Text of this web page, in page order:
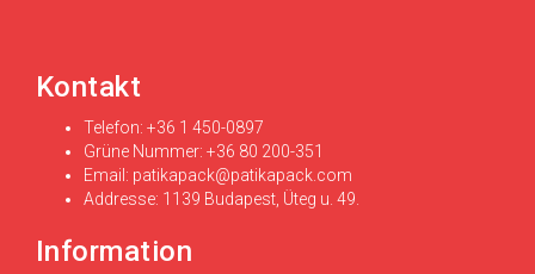
Kontakt
Telefon: +36 1 450-0897
Grüne Nummer: +36 80 200-351
Email: patikapack@patikapack.com
Addresse: 1139 Budapest, Üteg u. 49.
Information